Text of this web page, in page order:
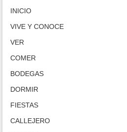
INICIO
VIVE Y CONOCE
VER
COMER
BODEGAS
DORMIR
FIESTAS
CALLEJERO